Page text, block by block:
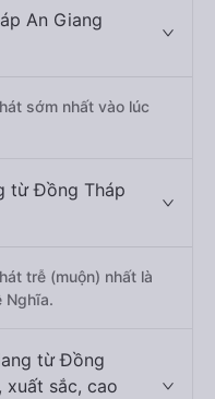
An Giang
sớm nhất vào lúc
từ Đồng Tháp
trễ (muộn) nhất là
Nghĩa.
từ Đồng
sắc, cao